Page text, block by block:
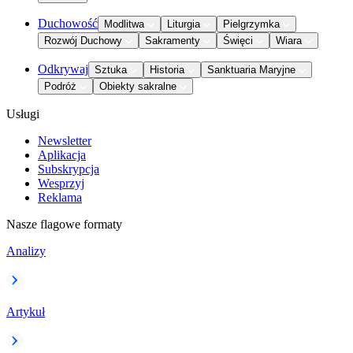
Duchowość Modlitwa Liturgia
Pielgrzymka
Rozwój Duchowy
Sakramenty Święci Wiara
Odkrywaj Sztuka Historia
Sanktuaria Maryjne
Podróż
Obiekty sakralne
Usługi
Newsletter
Aplikacja
Subskrypcja
Wesprzyj
Reklama
Nasze flagowe formaty
Analizy
Artykuł